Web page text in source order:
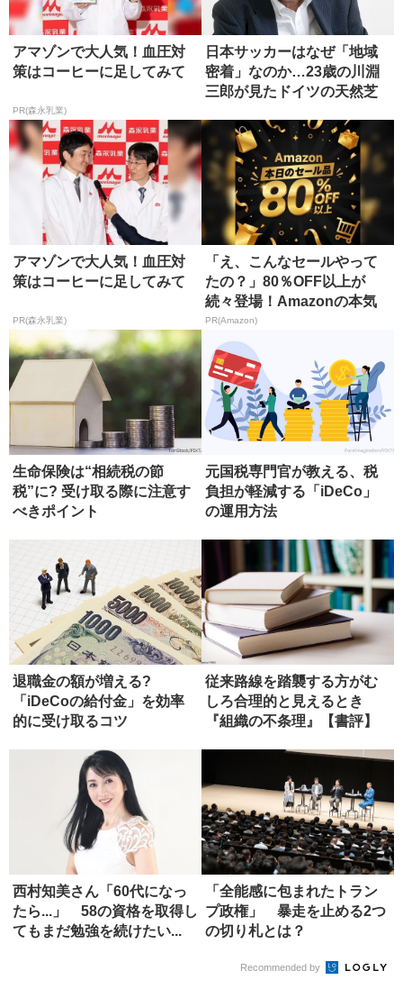
アマゾンで大人気！血圧対
策はコーヒーに足してみて
PR(森永乳業)
日本サッカーはなぜ「地域
密着」なのか…23歳の川淵
三郎が見たドイツの天然芝
アマゾンで大人気！血圧対
策はコーヒーに足してみて
PR(森永乳業)
「え、こんなセールやって
たの？」80％OFF以上が
続々登場！Amazonの本気
が...
PR(Amazon)
生命保険は“相続税の節
税”に? 受け取る際に注意す
べきポイント
元国税専門官が教える、税
負担が軽減する「iDeCo」
の運用方法
退職金の額が増える?
「iDeCoの給付金」を効率
的に受け取るコツ
従来路線を踏襲する方がむ
しろ合理的と見えるとき
『組織の不条理』【書評】
西村知美さん「60代になっ
たら...」 58の資格を取得し
てもまだ勉強を続けたい...
「全能感に包まれたトラン
プ政権」 暴走を止める2つ
の切り札とは？
Recommended by